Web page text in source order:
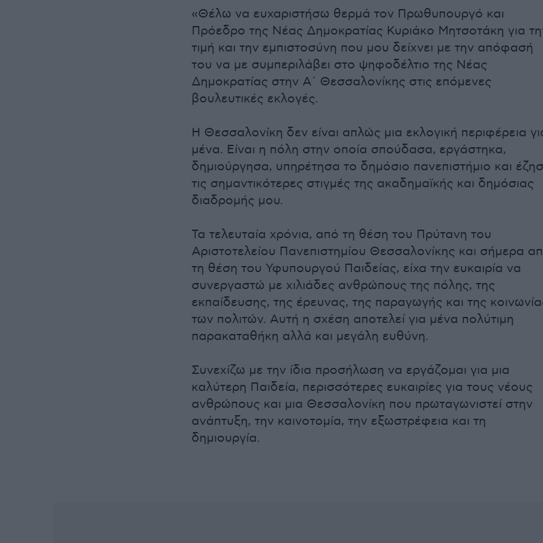
«Θέλω να ευχαριστήσω θερμά τον Πρωθυπουργό και
Πρόεδρο της Νέας Δημοκρατίας Κυριάκο Μητσοτάκη για
τιμή και την εμπιστοσύνη που μου δείχνει με την απόφασή
του να με συμπεριλάβει στο ψηφοδέλτιο της Νέας
Δημοκρατίας στην Α΄ Θεσσαλονίκης στις επόμενες
βουλευτικές εκλογές.
Η Θεσσαλονίκη δεν είναι απλώς μια εκλογική περιφέρεια
μένα. Είναι η πόλη στην οποία σπούδασα, εργάστηκα,
δημιούργησα, υπηρέτησα το δημόσιο πανεπιστήμιο και
τις σημαντικότερες στιγμές της ακαδημαϊκής και δημόσιας
διαδρομής μου.
Τα τελευταία χρόνια, από τη θέση του Πρύτανη του
Αριστοτελείου Πανεπιστημίου Θεσσαλονίκης και σήμερα
τη θέση του Υφυπουργού Παιδείας, είχα την ευκαιρία να
συνεργαστώ με χιλιάδες ανθρώπους της πόλης, της
εκπαίδευσης, της έρευνας, της παραγωγής και της
των πολιτών. Αυτή η σχέση αποτελεί για μένα πολύτιμη
παρακαταθήκη αλλά και μεγάλη ευθύνη.
Συνεχίζω με την ίδια προσήλωση να εργάζομαι για μια
καλύτερη Παιδεία, περισσότερες ευκαιρίες για τους νέους
ανθρώπους και μια Θεσσαλονίκη που πρωταγωνιστεί στην
ανάπτυξη, την καινοτομία, την εξωστρέφεια και τη
δημιουργία.